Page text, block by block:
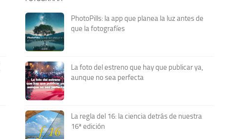
PhotoPills: la app que planea la luz antes de
que la fotografíes
La foto del estreno que hay que publicar ya,
aunque no sea perfecta
La regla del 16: la ciencia detrás de nuestra
16ª edición